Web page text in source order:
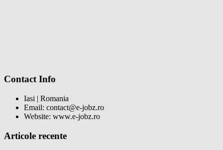
Contact Info
Iasi | Romania
Email: contact@e-jobz.ro
Website: www.e-jobz.ro
Articole recente